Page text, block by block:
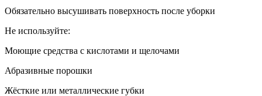
Обязательно высушивать поверхность после уборки
Не используйте:
Моющие средства с кислотами и щелочами
Абразивные порошки
Жёсткие или металлические губки